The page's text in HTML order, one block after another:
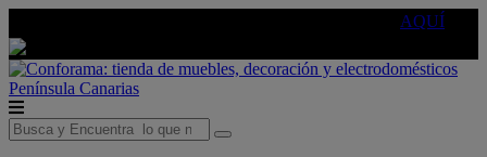
AQUÍ
Península Canarias